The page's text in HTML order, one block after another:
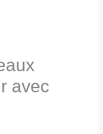
avec